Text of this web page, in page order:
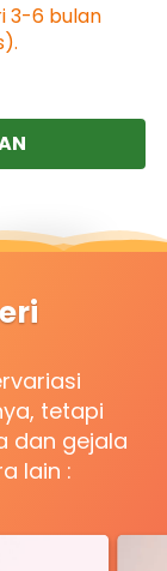
3-6 bulan
tetapi
dan gejala
lain :